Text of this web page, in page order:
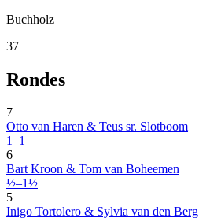
Buchholz
37
Rondes
7
Otto van Haren & Teus sr. Slotboom
1–1
6
Bart Kroon & Tom van Boheemen
½–1½
5
Inigo Tortolero & Sylvia van den Berg